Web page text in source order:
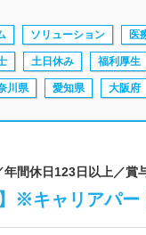
ソリューション 医
土日休み 福利厚生
川県 愛知県 大阪府
間休日123日以上／賞
※キャリアパー